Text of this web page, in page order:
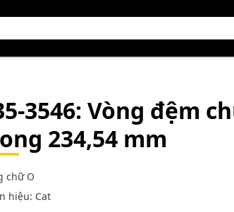
3546: Vòng đệm
234,54 mm
chữ O
hiệu: Cat